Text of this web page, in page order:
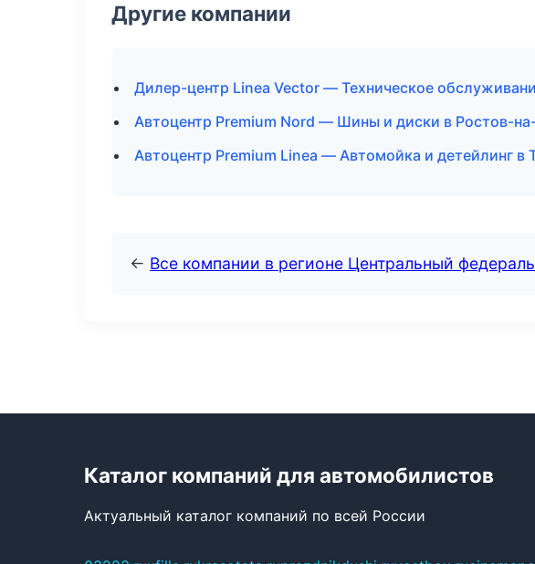
Другие компании
Дилер-центр Linea Vector — Техническое
Автоцентр Premium Nord — Шины и диски в Ростов-
Автоцентр Premium Linea — Автомойка и детейлинг в
← Все компании в регионе Центральный
Каталог компаний для автомобилистов
Актуальный каталог компаний по всей России